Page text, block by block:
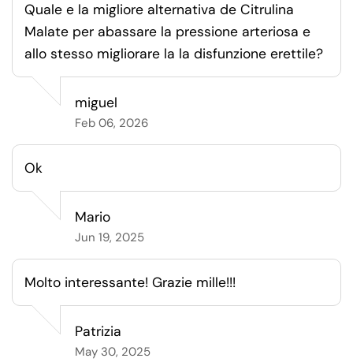
Quale e la migliore alternativa de Citrulina
Malate per abassare la pressione arteriosa e
allo stesso migliorare la la disfunzione erettile?
miguel
Feb 06, 2026
Ok
Mario
Jun 19, 2025
Molto interessante! Grazie mille!!!
Patrizia
May 30, 2025